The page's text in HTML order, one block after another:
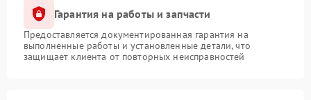
Гарантия на работы и запчасти
Предоставляется документированная гарантия на
выполненные работы и установленные детали, что
защищает клиента от повторных неисправностей